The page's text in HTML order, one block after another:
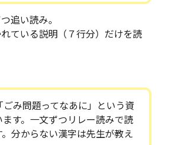
追い読み。
ている説明（７行分）だけを読
ごみ問題ってなあに」という資
す。一文ずつリレー読みで読
。分からない漢字は先生が教え